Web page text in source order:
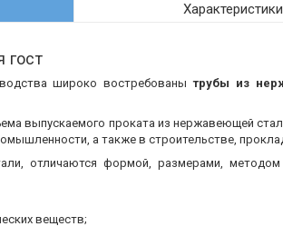
Характеристики
гост
широко востребованытрубы из
выпускаемого проката из нержавеющей
а также в строительстве,
отличаются формой, размерами, методом
веществ;